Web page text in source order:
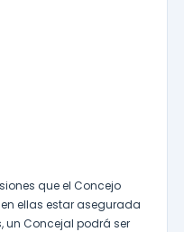
que el Concejo
ellas estar asegurada
un Concejal podrá ser